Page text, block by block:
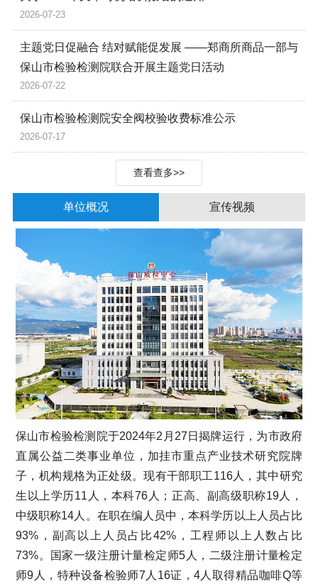
2026-07-23
主题党日促融合 结对赋能促发展 ——郑商所商品一部与
保山市检验检测院联合开展主题党日活动
2026-07-22
保山市检验检测院安全阀校验收费标准公示
2026-07-17
查看查多>>
单位概况 宣传视频
保山市检验检测院于2024年2月27日揭牌运行，为市政府
直属公益二类事业单位，加挂市重点产业技术研究院牌
子，机构规格为正处级。现有干部职工116人，其中研究
生以上学历11人，本科76人；正高、副高级职称19人，
中级职称14人。在职在编人员中，本科学历以上人员占比
93%，副高以上人员占比42%，工程师以上人数占比
73%。国家一级注册计量检定师5人，二级注册计量检定
师9人，特种设备检验师7人16证，4人取得精品咖啡Q等